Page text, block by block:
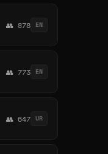
👥 878 EN
👥 773 EN
👥 647 UR